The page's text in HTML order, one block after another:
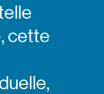
cette